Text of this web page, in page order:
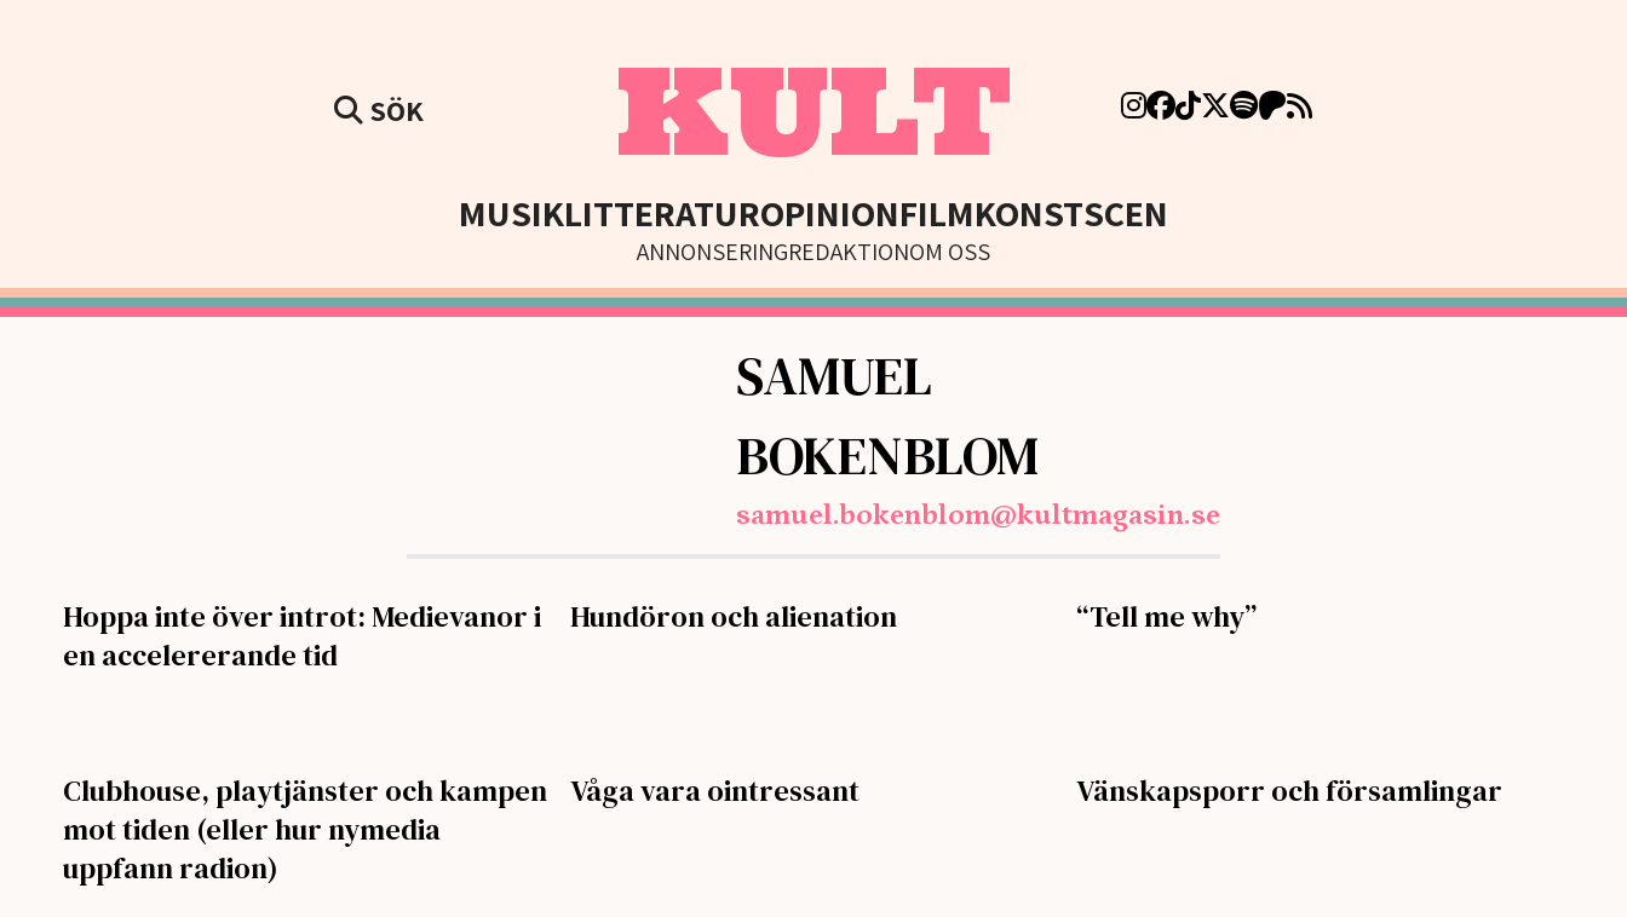
SÖK KULT
MUSIKLITTERATUROPINIONFILMKONSTSCEN
ANNONSERINGREDAKTIONOM OSS
SAMUEL
BOKENBLOM
samuel.bokenblom@kultmagasin.se
Hoppa inte över introt: Medievanor i
en accelererande tid
Hundöron och alienation “Tell me why”
Clubhouse, playtjänster och kampen
mot tiden (eller hur nymedia
uppfann radion)
Våga vara ointressant Vänskapsporr och församlingar